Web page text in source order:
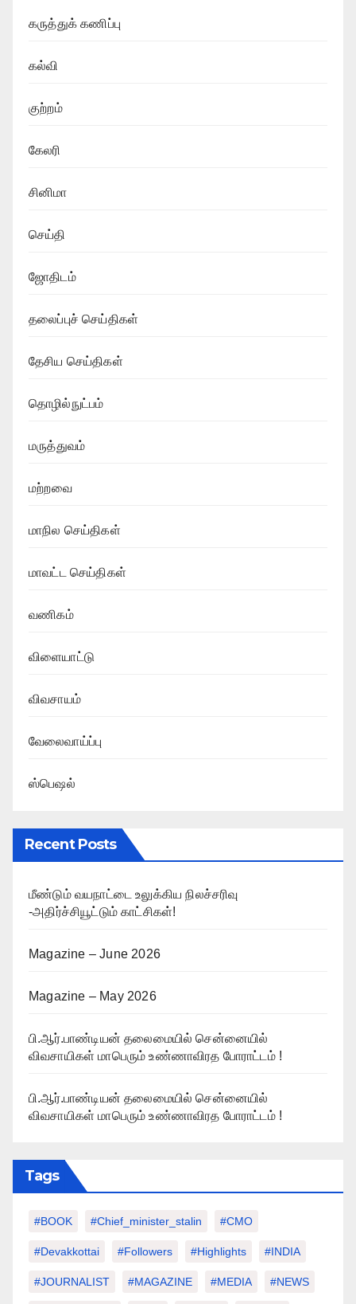
கருத்துக் கணிப்பு
கல்வி
குற்றம்
கேலரி
சினிமா
செய்தி
ஜோதிடம்
தலைப்புச் செய்திகள்
தேசிய செய்திகள்
தொழில்நுட்பம்
மருத்துவம்
மற்றவை
மாநில செய்திகள்
மாவட்ட செய்திகள்
வணிகம்
விளையாட்டு
விவசாயம்
வேலைவாய்ப்பு
ஸ்பெஷல்
Recent Posts
மீண்டும் வயநாட்டை உலுக்கிய நிலச்சரிவு
-அதிர்ச்சியூட்டும் காட்சிகள்!
Magazine – June 2026
Magazine – May 2026
பி.ஆர்.பாண்டியன் தலைமையில் சென்னையில்
விவசாயிகள் மாபெரும் உண்ணாவிரத போராட்டம் !
பி.ஆர்.பாண்டியன் தலைமையில் சென்னையில்
விவசாயிகள் மாபெரும் உண்ணாவிரத போராட்டம் !
Tags
#BOOK #chief_minister_stalin #CMO
#devakkottai #followers #highlights #INDIA
#JOURNALIST #MAGAZINE #MEDIA #NEWS